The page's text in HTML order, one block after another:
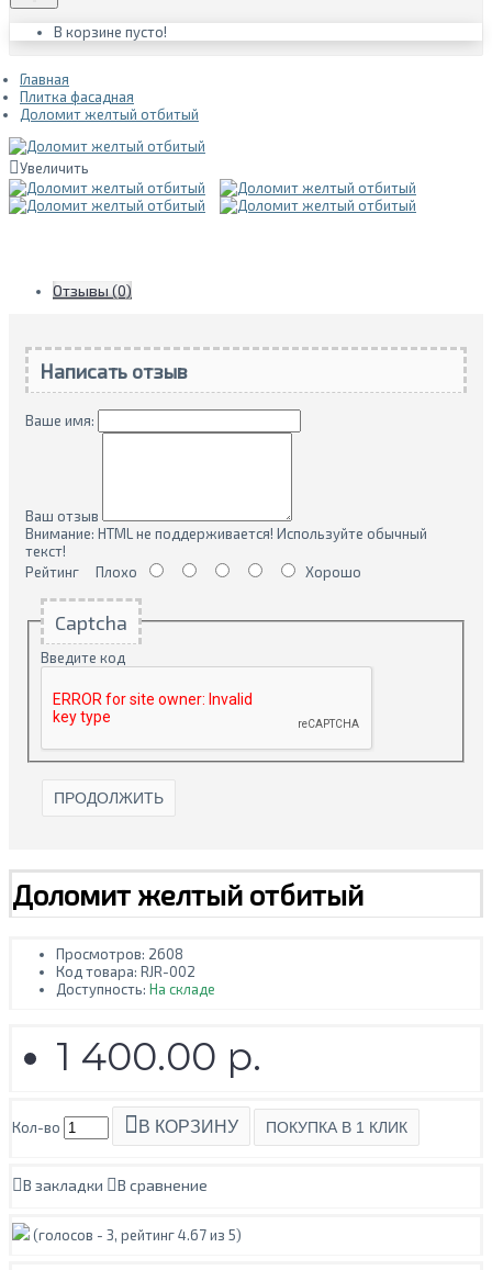
В корзине пусто!
Главная
Плитка фасадная
Доломит желтый отбитый
Увеличить
Отзывы (0)
Написать отзыв
Ваше имя:
Ваш отзыв
Внимание: HTML не поддерживается! Используйте обычный
текст!
Рейтинг Плохо Хорошо
Captcha
Введите код
ПРОДОЛЖИТЬ
Доломит желтый отбитый
Просмотров: 2608
Код товара: RJR-002
Доступность: На складе
1 400.00 р.
Кол-во В КОРЗИНУ ПОКУПКА В 1 КЛИК
В закладки В сравнение
(голосов - 3, рейтинг4.67из 5)